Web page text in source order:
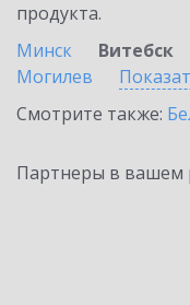
продукта.
Минск
Витебск
Могилев
Смотрите также:
Партнеры в вашем